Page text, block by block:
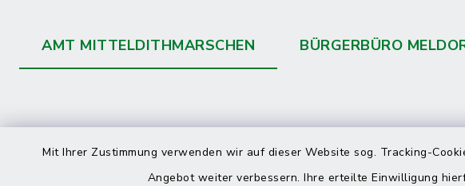
Mit Ihrer Zustimmung verwenden wir auf dieser Website sog. Tracking-
Angebot weiter verbessern. Ihre erteilte Einwilligung
AMT MITTELDITHMARSCHEN BÜRGERBÜRO
Kontakt
direkte
Durchwahl